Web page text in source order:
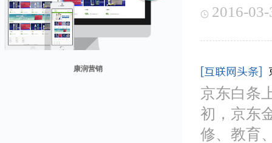
贸易网
 2016-
[互联网头条]
京东白条
初，京东
修、教育